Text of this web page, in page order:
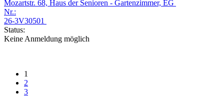
Mozartstr. 68, Haus der Senioren - Gartenzimmer, EG
Nr.:
26-3V30501
Status:
Keine Anmeldung möglich
1
2
3